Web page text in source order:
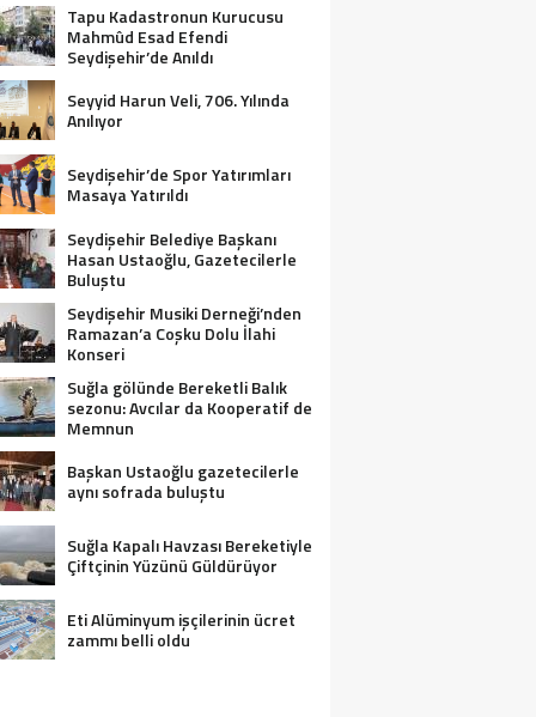
Tapu Kadastronun Kurucusu
Mahmûd Esad Efendi
Seydişehir’de Anıldı
Seyyid Harun Veli, 706. Yılında
Anılıyor
Seydişehir’de Spor Yatırımları
Masaya Yatırıldı
Seydişehir Belediye Başkanı
Hasan Ustaoğlu, Gazetecilerle
Buluştu
Seydişehir Musiki Derneği’nden
Ramazan’a Coşku Dolu İlahi
Konseri
Suğla gölünde Bereketli Balık
sezonu: Avcılar da Kooperatif de
Memnun
Başkan Ustaoğlu gazetecilerle
aynı sofrada buluştu
Suğla Kapalı Havzası Bereketiyle
Çiftçinin Yüzünü Güldürüyor
Eti Alüminyum işçilerinin ücret
zammı belli oldu